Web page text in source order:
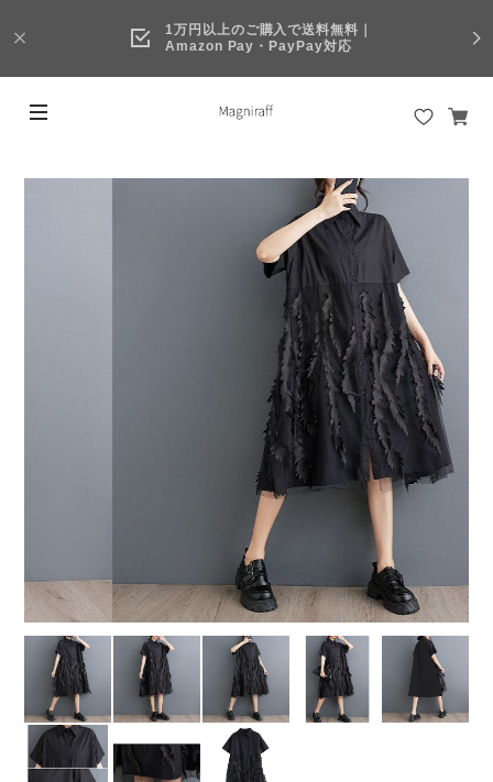
1万円以上のご購入で送料無料｜
Amazon Pay・PayPay対応